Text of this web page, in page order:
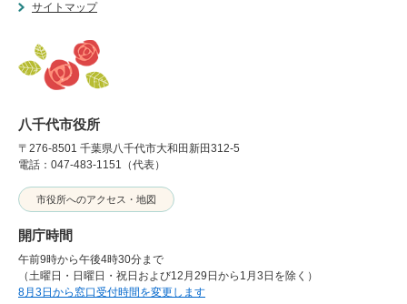
サイトマップ
八千代市役所
〒276-8501 千葉県八千代市大和田新田312-5
電話：047-483-1151（代表）
市役所へのアクセス・地図
開庁時間
午前9時から午後4時30分まで
（土曜日・日曜日・祝日および12月29日から1月3日を除く）
8月3日から窓口受付時間を変更します